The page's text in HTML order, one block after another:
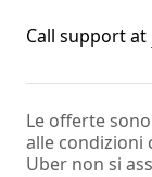
Call support at
Le offerte
alle condizioni
Uber non si